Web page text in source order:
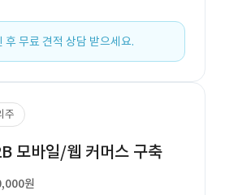
후 무료 견적 상담 받으세요.
주
모바일/웹 커머스 구축
원